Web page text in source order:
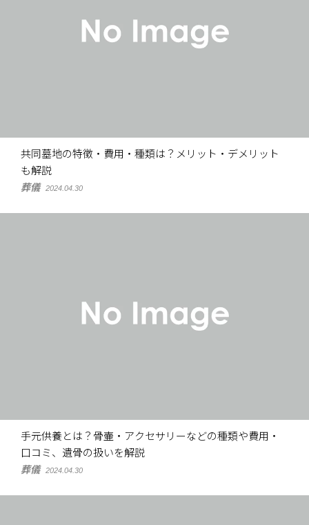
共同墓地の特徴・費用・種類は？メリット・デメリット
も解説
葬儀 2024.04.30
手元供養とは？骨壷・アクセサリーなどの種類や費用・
口コミ、遺骨の扱いを解説
葬儀 2024.04.30